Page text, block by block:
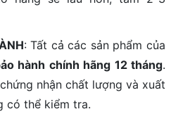
: Tất cả các sản phẩm của
hành chính hãng 12 tháng.
nhận chất lượng và xuất
có thể kiểm tra.